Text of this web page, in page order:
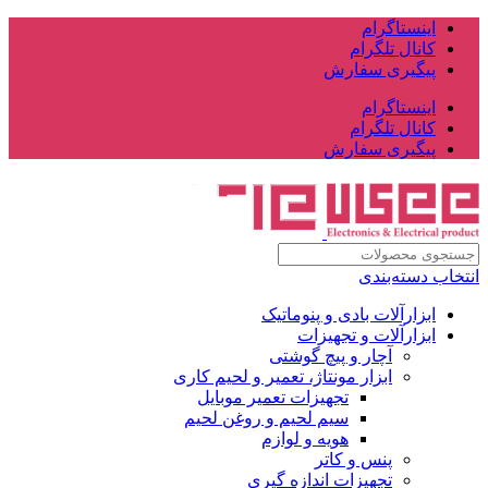
اینستاگرام
کانال تلگرام
پیگیری سفارش
اینستاگرام
کانال تلگرام
پیگیری سفارش
انتخاب دسته‌بندی
ابزارآلات بادی و پنوماتیک
ابزارآلات و تجهیزات
آچار و پیچ گوشتی
ابزار مونتاژ، تعمیر و لحیم کاری
تجهیزات تعمیر موبایل
سیم لحیم و روغن لحیم
هویه و لوازم
پنس و کاتر
تجهیزات اندازه گیری